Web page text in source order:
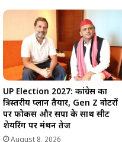
UP Election 2027: कांग्रेस का
त्रिस्तरीय प्लान तैयार, Gen Z वोटरों
पर फोकस और सपा के साथ सीट
शेयरिंग पर मंथन तेज